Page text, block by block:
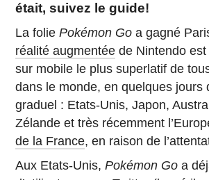
était, suivez le guide!
La foliePokémon Go a gagné
réalité augmentée de Nintendo
sur mobile le plus superlatif de
dans le monde, en quelques jours
graduel : Etats-Unis, Japon,
Zélande et très récemment
de la France, en raison de
Aux Etats-Unis,Pokémon Go a